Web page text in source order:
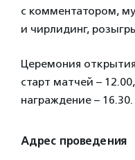
с комментатором,
и чирлидинг,
Церемония
старт матчей –
награждение – 16.30.
Адрес проведения